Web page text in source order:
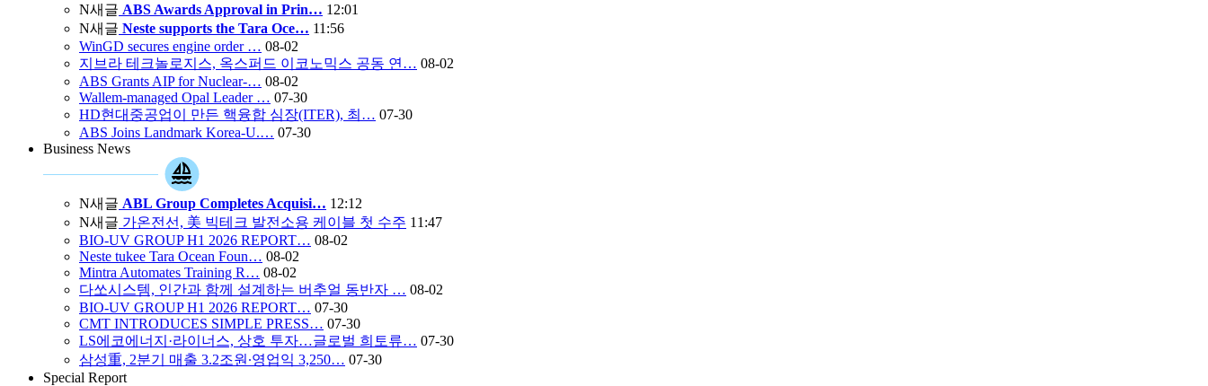
N새글 ABS Awards Approval in Prin… 12:01
N새글 Neste supports the Tara Oce… 11:56
WinGD secures engine order … 08-02
지브라 테크놀로지스, 옥스퍼드 이코노믹스 공동 연… 08-02
ABS Grants AIP for Nuclear-… 08-02
Wallem-managed Opal Leader … 07-30
HD현대중공업이 만든 핵융합 심장(ITER), 최… 07-30
ABS Joins Landmark Korea-U.… 07-30
Business News
N새글 ABL Group Completes Acquisi… 12:12
N새글 가온전선, 美 빅테크 발전소용 케이블 첫 수주 11:47
BIO-UV GROUP H1 2026 REPORT… 08-02
Neste tukee Tara Ocean Foun… 08-02
Mintra Automates Training R… 08-02
다쏘시스템, 인간과 함께 설계하는 버추얼 동반자 … 08-02
BIO-UV GROUP H1 2026 REPORT… 07-30
CMT INTRODUCES SIMPLE PRESS… 07-30
LS에코에너지·라이너스, 상호 투자…글로벌 희토류… 07-30
삼성重, 2분기 매출 3.2조원∙영업익 3,250… 07-30
Special Report